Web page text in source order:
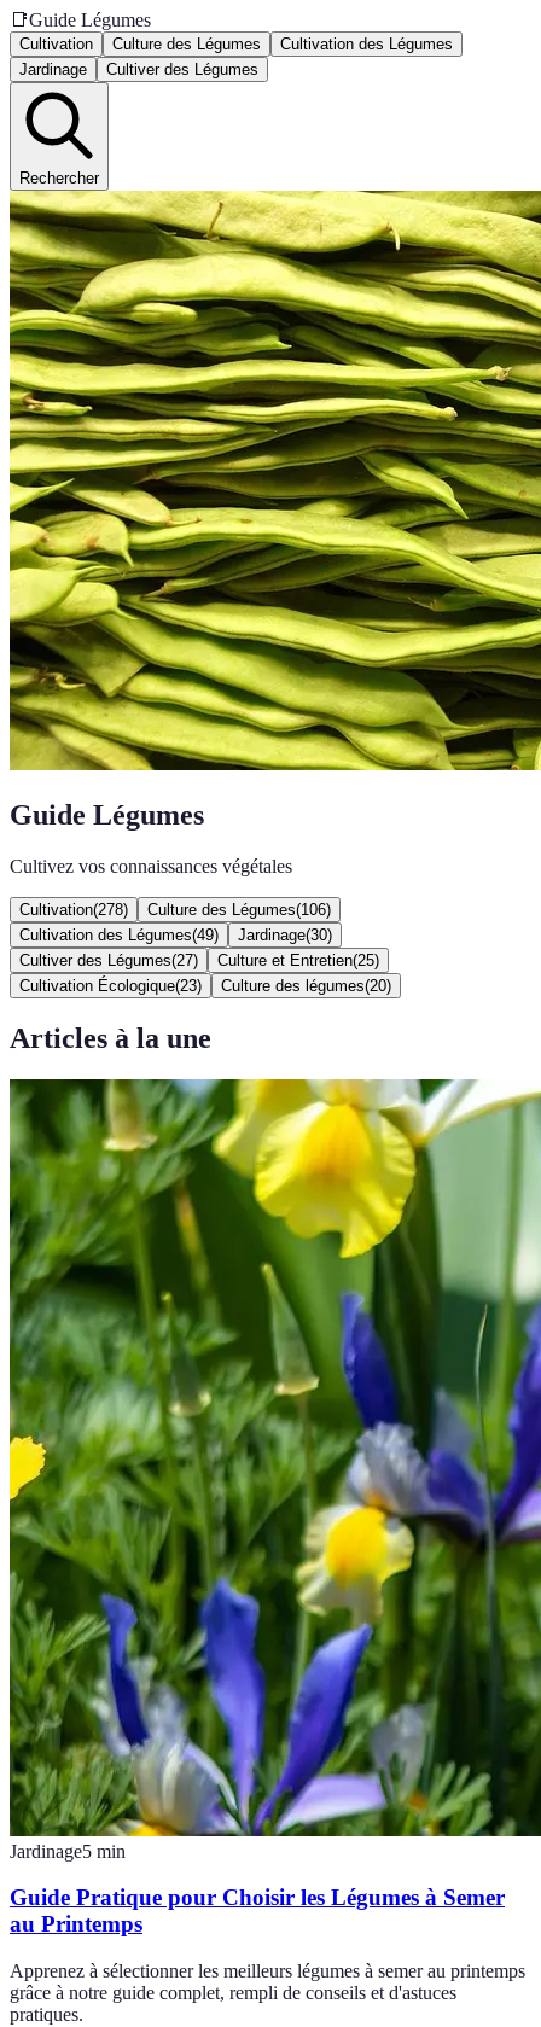
📑Guide Légumes
Cultivation Culture des Légumes
Cultivation des Légumes
Jardinage
Cultiver des Légumes
Rechercher
Guide Légumes
Cultivez vos connaissances végétales
Cultivation(278) Culture des Légumes(106)
Cultivation des Légumes(49) Jardinage(30)
Cultiver des Légumes(27) Culture et Entretien(25)
Cultivation Écologique(23) Culture des légumes(20)
Articles à la une
Jardinage5 min
Guide Pratique pour Choisir les Légumes à Semer
au Printemps
Apprenez à sélectionner les meilleurs légumes à semer au printemps
grâce à notre guide complet, rempli de conseils et d'astuces
pratiques.